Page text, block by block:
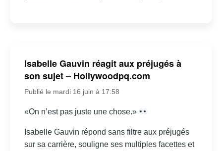
Isabelle Gauvin réagit aux préjugés à
son sujet – Hollywoodpq.com
Publié le mardi 16 juin à 17:58
«On n’est pas juste une chose.»
Isabelle Gauvin répond sans filtre aux préjugés
sur sa carrière, souligne ses multiples facettes et